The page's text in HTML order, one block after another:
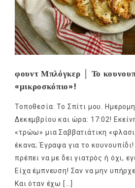
φουντ Μπλόγκερ │ Το
«μικροσκόπιο»!
Τοποθεσία: Το Σπίτι μου.
Δεκεμβρίου και ώρα: 17:02!
«τρώω» μια Σαββατιάτικη
έκανα; Έγραψα για το
πρέπει να με δει γιατρός ή όχι,
Είχα έμπνευση! Σαν να μην
Και όταν έχω […]